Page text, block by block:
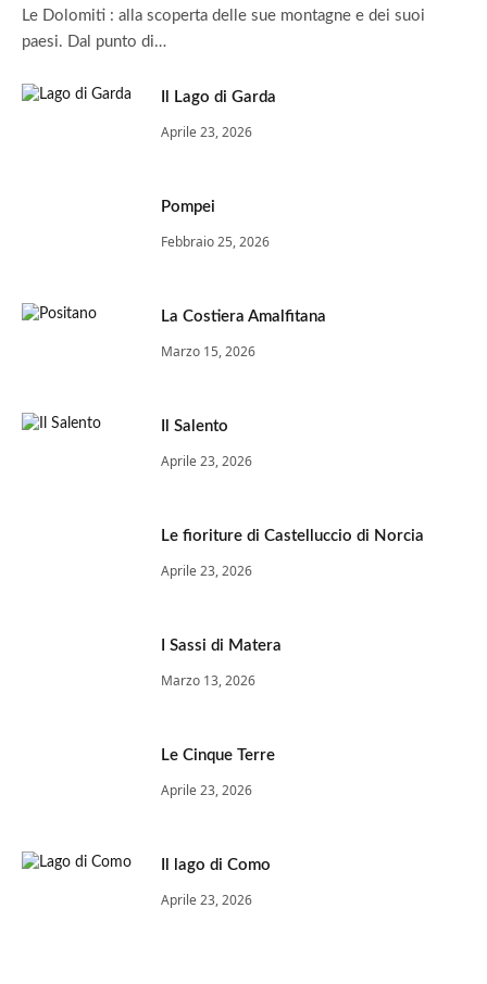
Le Dolomiti : alla scoperta delle sue montagne e dei suoi
paesi. Dal punto di…
Il Lago di Garda
Aprile 23, 2026
Pompei
Febbraio 25, 2026
La Costiera Amalfitana
Marzo 15, 2026
Il Salento
Aprile 23, 2026
Le fioriture di Castelluccio di Norcia
Aprile 23, 2026
I Sassi di Matera
Marzo 13, 2026
Le Cinque Terre
Aprile 23, 2026
Il lago di Como
Aprile 23, 2026